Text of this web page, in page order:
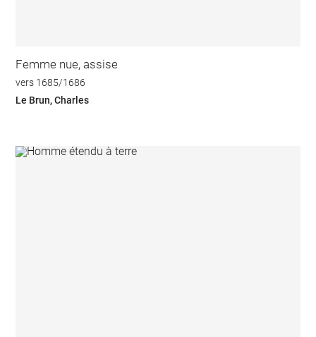
Femme nue, assise
vers 1685/1686
Le Brun, Charles